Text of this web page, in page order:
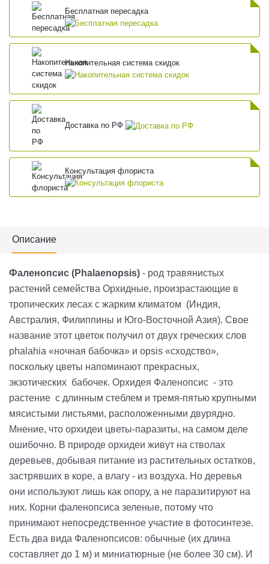
Бесплатная пересадка
Накопительная система скидок
Доставка по РФ
Консультация флориста
Описание
Фаленопсис (Phalaenopsis) - род травянистых
растений семейства Орхидные, произрастающие в
тропических лесах с жарким климатом (Индия,
Австралия, Филиппины и Юго-Восточной Азия). Свое
название этот цветок получил от двух греческих слов
phalahia «ночная бабочка» и opsis «сходство»,
поскольку цветы напоминают прекрасных,
экзотических бабочек. Орхидея Фаленопсис - это
растение с длинным стеблем и тремя-пятью крупными
мясистыми листьями, расположенными двурядно.
Мнение, что орхидеи цветы-паразиты, на самом деле
ошибочно. В природе орхидеи живут на стволах
деревьев, добывая питание из растительных остатков,
застрявших в коре, а влагу - из воздуха. Но деревья
они используют лишь как опору, а не паразитируют на
них. Корни фаленопсиса зеленые, потому что
принимают непосредственное участие в фотосинтезе.
Есть два вида Фаленопсисов: обычные (их длина
составляет до 1 м) и миниатюрные (не более 30 см). И